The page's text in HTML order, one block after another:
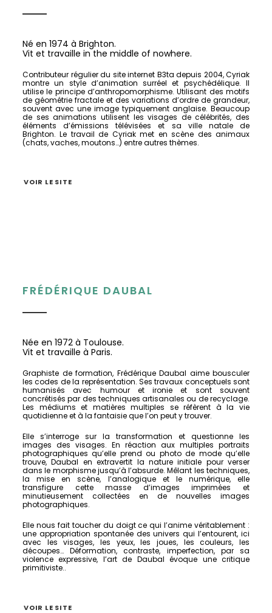
Né en 1974 à Brighton.
Vit et travaille in the middle of nowhere.
Contributeur régulier du site internet B3ta depuis 2004, Cyriak
montre un style d’animation surréel et psychédélique. Il
utilise le principe d’anthropomorphisme. Utilisant des motifs
de géométrie fractale et des variations d’ordre de grandeur,
souvent avec une image typiquement anglaise. Beaucoup
de ses animations utilisent les visages de célébrités, des
éléments d’émissions télévisées et sa ville natale de
Brighton. Le travail de Cyriak met en scène des animaux
(chats, vaches, moutons…) entre autres thèmes.
VOIR LE SITE
FRÉDÉRIQUE DAUBAL
Née en 1972 à Toulouse.
Vit et travaille à Paris.
Graphiste de formation, Frédérique Daubal aime bousculer
les codes de la représentation. Ses travaux conceptuels sont
humanisés avec humour et ironie et sont souvent
concrétisés par des techniques artisanales ou de recyclage.
Les médiums et matières multiples se réfèrent à la vie
quotidienne et à la fantaisie que l’on peut y trouver.
Elle s’interroge sur la transformation et questionne les
images des visages. En réaction aux multiples portraits
photographiques qu’elle prend ou photo de mode qu’elle
trouve, Daubal en extravertit la nature initiale pour verser
dans le morphisme jusqu’à l’absurde. Mêlant les techniques,
la mise en scène, l’analogique et le numérique, elle
transfigure cette masse d’images imprimées et
minutieusement collectées en de nouvelles images
photographiques.
Elle nous fait toucher du doigt ce qui l’anime véritablement :
une appropriation spontanée des univers qui l’entourent, ici
avec les visages, les yeux, les joues, les couleurs, les
découpes… Déformation, contraste, imperfection, par sa
violence expressive, l’art de Daubal évoque une critique
primitiviste..
VOIR LE SITE